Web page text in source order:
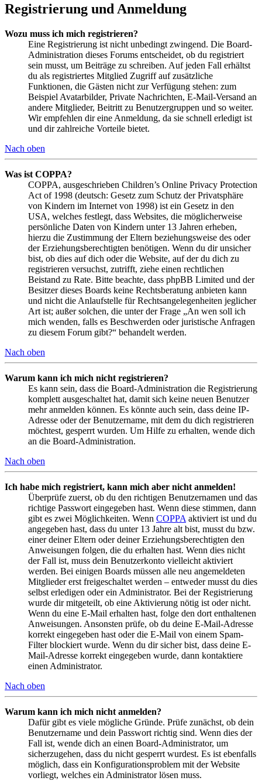
Registrierung und Anmeldung
Wozu muss ich mich registrieren?
Eine Registrierung ist nicht unbedingt zwingend. Die Board-
Administration dieses Forums entscheidet, ob du registriert
sein musst, um Beiträge zu schreiben. Auf jeden Fall erhältst
du als registriertes Mitglied Zugriff auf zusätzliche
Funktionen, die Gästen nicht zur Verfügung stehen: zum
Beispiel Avatarbilder, Private Nachrichten, E-Mail-Versand an
andere Mitglieder, Beitritt zu Benutzergruppen und so weiter.
Wir empfehlen dir eine Anmeldung, da sie schnell erledigt ist
und dir zahlreiche Vorteile bietet.
Nach oben
Was ist COPPA?
COPPA, ausgeschrieben Children’s Online Privacy Protection
Act of 1998 (deutsch: Gesetz zum Schutz der Privatsphäre
von Kindern im Internet von 1998) ist ein Gesetz in den
USA, welches festlegt, dass Websites, die möglicherweise
persönliche Daten von Kindern unter 13 Jahren erheben,
hierzu die Zustimmung der Eltern beziehungsweise des oder
der Erziehungsberechtigten benötigen. Wenn du dir unsicher
bist, ob dies auf dich oder die Website, auf der du dich zu
registrieren versuchst, zutrifft, ziehe einen rechtlichen
Beistand zu Rate. Bitte beachte, dass phpBB Limited und der
Besitzer dieses Boards keine Rechtsberatung anbieten kann
und nicht die Anlaufstelle für Rechtsangelegenheiten jeglicher
Art ist; außer solchen, die unter der Frage „An wen soll ich
mich wenden, falls es Beschwerden oder juristische Anfragen
zu diesem Forum gibt?“ behandelt werden.
Nach oben
Warum kann ich mich nicht registrieren?
Es kann sein, dass die Board-Administration die Registrierung
komplett ausgeschaltet hat, damit sich keine neuen Benutzer
mehr anmelden können. Es könnte auch sein, dass deine IP-
Adresse oder der Benutzername, mit dem du dich registrieren
möchtest, gesperrt wurden. Um Hilfe zu erhalten, wende dich
an die Board-Administration.
Nach oben
Ich habe mich registriert, kann mich aber nicht anmelden!
Überprüfe zuerst, ob du den richtigen Benutzernamen und das
richtige Passwort eingegeben hast. Wenn diese stimmen, dann
gibt es zwei Möglichkeiten. Wenn COPPA aktiviert ist und du
angegeben hast, dass du unter 13 Jahre alt bist, musst du bzw.
einer deiner Eltern oder deiner Erziehungsberechtigten den
Anweisungen folgen, die du erhalten hast. Wenn dies nicht
der Fall ist, muss dein Benutzerkonto vielleicht aktiviert
werden. Bei einigen Boards müssen alle neu angemeldeten
Mitglieder erst freigeschaltet werden – entweder musst du dies
selbst erledigen oder ein Administrator. Bei der Registrierung
wurde dir mitgeteilt, ob eine Aktivierung nötig ist oder nicht.
Wenn du eine E-Mail erhalten hast, folge den dort enthaltenen
Anweisungen. Ansonsten prüfe, ob du deine E-Mail-Adresse
korrekt eingegeben hast oder die E-Mail von einem Spam-
Filter blockiert wurde. Wenn du dir sicher bist, dass deine E-
Mail-Adresse korrekt eingegeben wurde, dann kontaktiere
einen Administrator.
Nach oben
Warum kann ich mich nicht anmelden?
Dafür gibt es viele mögliche Gründe. Prüfe zunächst, ob dein
Benutzername und dein Passwort richtig sind. Wenn dies der
Fall ist, wende dich an einen Board-Administrator, um
sicherzugehen, dass du nicht gesperrt wurdest. Es ist ebenfalls
möglich, dass ein Konfigurationsproblem mit der Website
vorliegt, welches ein Administrator lösen muss.